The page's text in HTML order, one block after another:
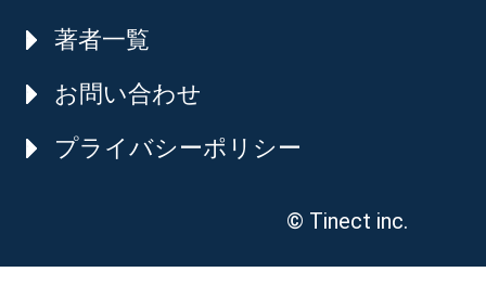
著者一覧
お問い合わせ
プライバシーポリシー
© Tinect inc.